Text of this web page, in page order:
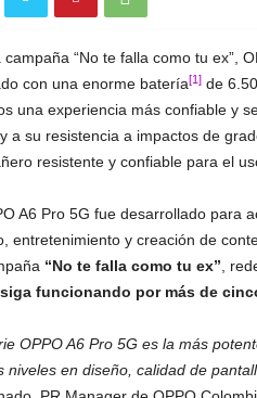
campaña “No te falla como tu ex”,
con una enorme batería[1]de
una experiencia más confiable y
a su resistencia a impactos de
resistente y confiable para el
A6 Pro 5G fue desarrollado para
entretenimiento y creación de
“No te falla como tu ex” ,
funcionando por más de
OPPO A6 Pro 5G es la más
niveles en diseño, calidad de